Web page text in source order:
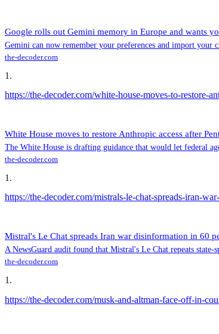
Google rolls out Gemini memory in Europe and wants
Gemini can now remember your preferences and import your
the-decoder.com
1 .
https://the-decoder.com/white-house-moves-to-restore-
White House moves to restore Anthropic access after
The White House is drafting guidance that would let federal
the-decoder.com
1 .
https://the-decoder.com/mistrals-le-chat-spreads-iran-
Mistral's Le Chat spreads Iran war disinformation in 60
A NewsGuard audit found that Mistral's Le Chat repeats
the-decoder.com
1 .
https://the-decoder.com/musk-and-altman-face-off-in-